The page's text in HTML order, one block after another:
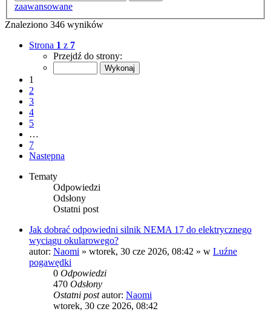
zaawansowane
Znaleziono 346 wyników
Strona 1 z 7
Przejdź do strony:
1
2
3
4
5
…
7
Następna
Tematy
Odpowiedzi
Odsłony
Ostatni post
Jak dobrać odpowiedni silnik NEMA 17 do elektrycznego
wyciągu okularowego?
autor: Naomi » wtorek, 30 cze 2026, 08:42 » w Luźne
pogawędki
0 Odpowiedzi
470 Odsłony
Ostatni postautor: Naomi
wtorek, 30 cze 2026, 08:42